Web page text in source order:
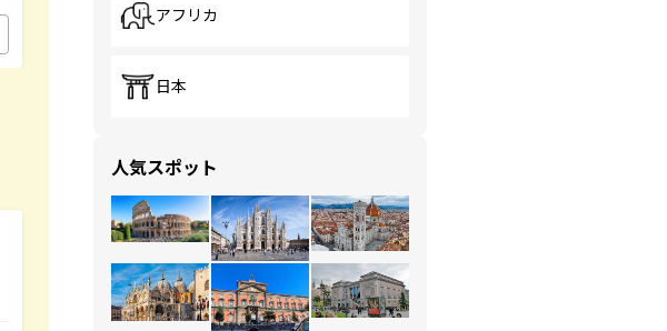
アフリカ
日本
人気スポット